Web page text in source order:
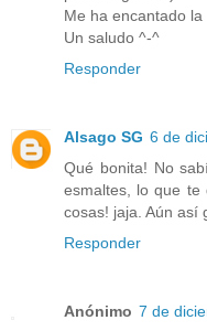
Me ha encantado
Un saludo ^-^
Responder
Alsago SG 6 de
Qué bonita! No
esmaltes, lo que te
cosas! jaja. Aún así
Responder
Anónimo 7 de